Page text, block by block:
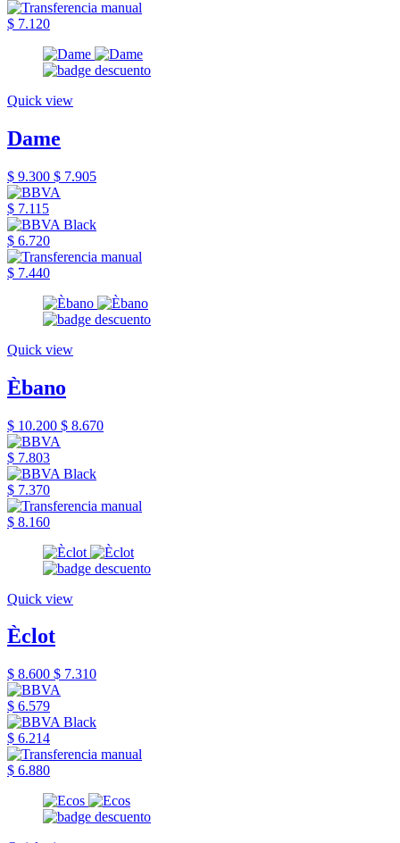
$ 7.120
Quick view
Dame
$ 9.300 $ 7.905
$ 7.115
$ 6.720
$ 7.440
Quick view
Èbano
$ 10.200 $ 8.670
$ 7.803
$ 7.370
$ 8.160
Quick view
Èclot
$ 8.600 $ 7.310
$ 6.579
$ 6.214
$ 6.880